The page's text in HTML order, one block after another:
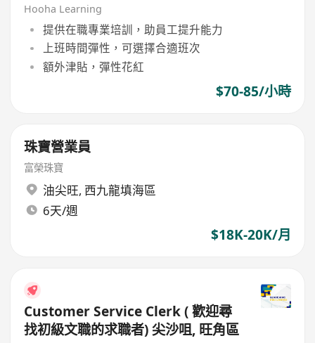
Hooha Learning
提供在職專業培訓，助員工提升能力
上班時間彈性，可選擇合適班次
額外津貼，彈性花紅
$70-85/小時
珠寶營業員
富榮珠寶
油尖旺, 西九龍填海區
6天/週
$18K-20K/月
Customer Service Clerk ( 歡迎尋
找初級文職的求職者) 尖沙咀, 旺角區